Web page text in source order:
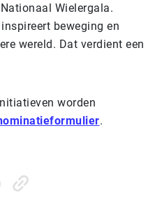
Wielergala.
beweging en
wereld. Dat verdient een
worden
.